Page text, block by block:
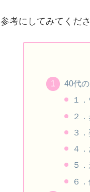
考にしてみてくださ
40代
１
２
３
４
５
６